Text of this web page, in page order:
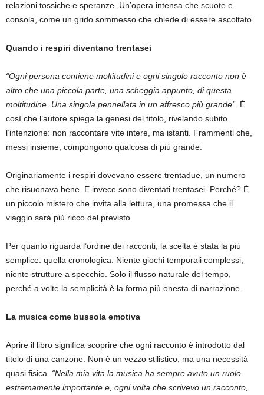
relazioni tossiche e speranze. Un’opera intensa che scuote e
consola, come un grido sommesso che chiede di essere ascoltato.
Quando i respiri diventano trentasei
“Ogni persona contiene moltitudini e ogni singolo racconto non è
altro che una piccola parte, una scheggia appunto, di questa
moltitudine. Una singola pennellata in un affresco più grande”. È
così che l’autore spiega la genesi del titolo, rivelando subito
l’intenzione: non raccontare vite intere, ma istanti. Frammenti che,
messi insieme, compongono qualcosa di più grande.
Originariamente i respiri dovevano essere trentadue, un numero
che risuonava bene. E invece sono diventati trentasei. Perché? È
un piccolo mistero che invita alla lettura, una promessa che il
viaggio sarà più ricco del previsto.
Per quanto riguarda l’ordine dei racconti, la scelta è stata la più
semplice: quella cronologica. Niente giochi temporali complessi,
niente strutture a specchio. Solo il flusso naturale del tempo,
perché a volte la semplicità è la forma più onesta di narrazione.
La musica come bussola emotiva
Aprire il libro significa scoprire che ogni racconto è introdotto dal
titolo di una canzone. Non è un vezzo stilistico, ma una necessità
quasi fisica. “Nella mia vita la musica ha sempre avuto un ruolo
estremamente importante e, ogni volta che scrivevo un racconto,